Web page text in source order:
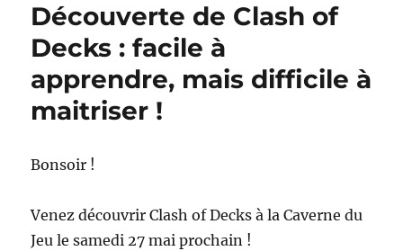
Découverte de Clash of
Decks : facile à
apprendre, mais difficile à
maitriser !
Bonsoir !
Venez découvrir Clash of Decks à la Caverne du
Jeu le samedi 27 mai prochain !